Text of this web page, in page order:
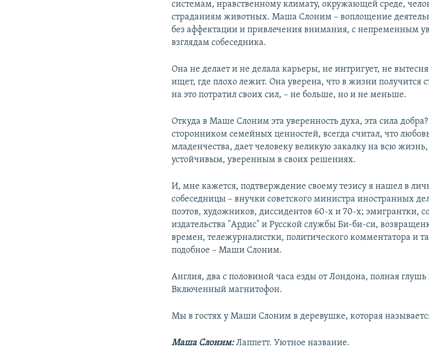
системам, нравственному климату, окружающей среде,
страданиям животных. Маша Слоним – воплощение
без аффектации и привлечения внимания, с непременным
взглядам собеседника.
Она не делает и не делала карьеры, не интригует, не
ищет, где плохо лежит. Она уверена, что в жизни получится
на это потратил своих сил, – не больше, но и не меньше.
Откуда в Маше Слоним эта уверенность духа, эта сила
сторонником семейных ценностей, всегда считал, что
младенчества, дает человеку великую закалку на всю жизнь,
устойчивым, уверенным в своих решениях.
И, мне кажется, подтверждение своему тезису я нашел в
собеседницы – внучки советского министра иностранных
поэтов, художников, диссидентов 60-х и 70-х; эмигрантки,
издательства "Ардис" и Русской службы Би-би-си,
времен, тележурналистки, политического комментатора и
подобное – Маши Слоним.
Англия, два с половиной часа езды от Лондона, полная глушь
Включенный магнитофон.
Мы в гостях у Маши Слоним в деревушке, которая
Маша Слоним:Лаппетт. Уютное название.